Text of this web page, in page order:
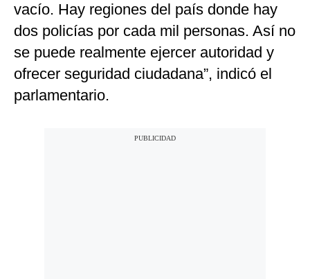
vacío. Hay regiones del país donde hay
dos policías por cada mil personas. Así no
se puede realmente ejercer autoridad y
ofrecer seguridad ciudadana”, indicó el
parlamentario.